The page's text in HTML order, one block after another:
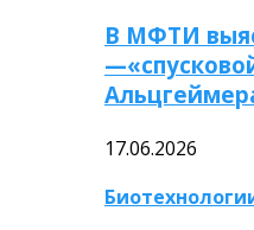
В МФТИ
17.06.2026